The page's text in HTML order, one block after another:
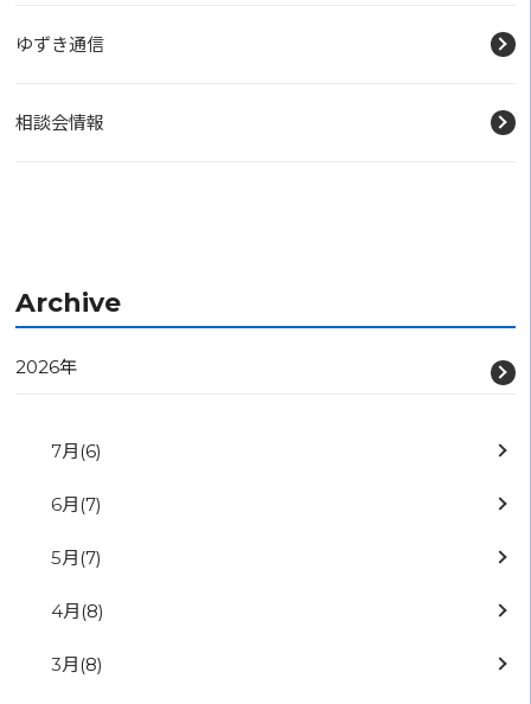
ゆずき通信
相談会情報
Archive
2026年
7月 (6)
6月 (7)
5月 (7)
4月 (8)
3月 (8)